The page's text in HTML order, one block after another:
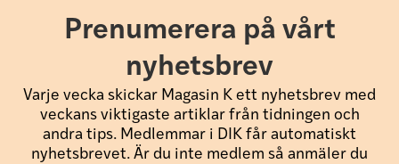
Prenumerera på vårt
nyhetsbrev
Varje vecka skickar Magasin K ett nyhetsbrev med
veckans viktigaste artiklar från tidningen och
andra tips. Medlemmar i DIK får automatiskt
nyhetsbrevet. Är du inte medlem så anmäler du